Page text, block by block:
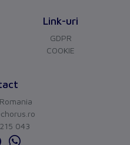
Buna ziua!
3389110645415
Link-uri
GDPR
COOKIE
043